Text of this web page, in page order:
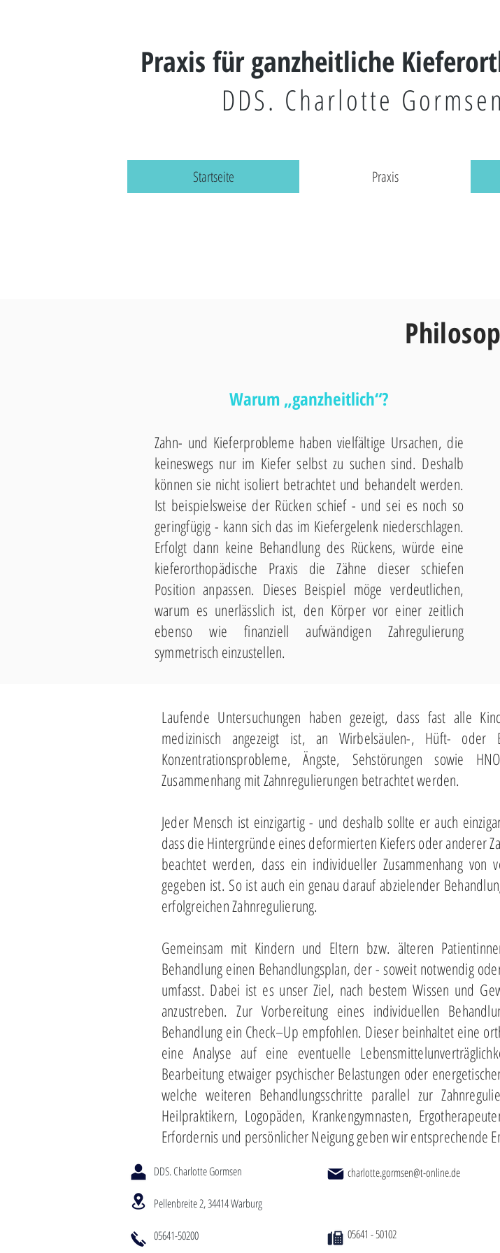
Praxis für ganzheitliche
DDS. Charlotte Gormsen
Startseite Praxis
Warum „ganzheitlich“?
Zahn- und Kieferprobleme haben vielfältige Ursachen, die
keineswegs nur im Kiefer selbst zu suchen sind. Deshalb
können sie nicht isoliert betrachtet und behandelt werden.
Ist beispielsweise der Rücken schief - und sei es noch so
geringfügig - kann sich das im Kiefergelenk niederschlagen.
Erfolgt dann keine Behandlung des Rückens, würde eine
kieferorthopädische Praxis die Zähne dieser schiefen
Position anpassen. Dieses Beispiel möge verdeutlichen,
warum es unerlässlich ist, den Körper vor einer zeitlich
ebenso wie finanziell aufwändigen Zahregulierung
symmetrisch einzustellen.
Laufende Untersuchungen haben gezeigt, dass fast alle
medizinisch angezeigt ist, an Wirbelsäulen-, Hüft- oder
Konzentrationsprobleme, Ängste, Sehstörungen sowie
Zusammenhang mit Zahnregulierungen betrachtet werden.
Jeder Mensch ist einzigartig - und deshalb sollte er auch
dass die Hintergründe eines deformierten Kiefers oder anderer
beachtet werden, dass ein individueller Zusammenhang von
gegeben ist. So ist auch ein genau darauf abzielender
erfolgreichen Zahnregulierung.
Gemeinsam mit Kindern und Eltern bzw. älteren
Behandlung einen Behandlungsplan, der - soweit notwendig
umfasst. Dabei ist es unser Ziel, nach bestem Wissen und
anzustreben. Zur Vorbereitung eines individuellen
Behandlung ein Check–Up empfohlen. Dieser beinhaltet eine
eine Analyse auf eine eventuelle
Bearbeitung etwaiger psychischer Belastungen oder
welche weiteren Behandlungsschritte parallel zur
Heilpraktikern, Logopäden, Krankengymnasten,
Erfordernis und persönlicher Neigung geben wir entsprechende
DDS. Charlotte Gormsen
Pellenbreite 2, 34414 Warburg
05641-50200
charlotte.gormsen@t-online.de
05641 - 50102